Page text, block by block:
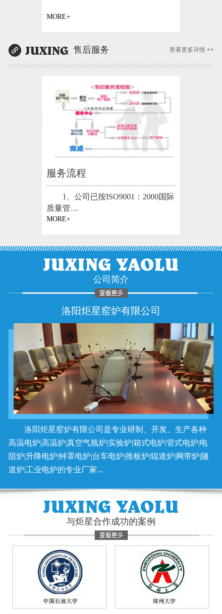
MORE+
售后服务 查看更多详情 ++
服务流程
1、公司已按ISO9001：2000国际
质量管…
MORE+
公司简介
洛阳炬星窑炉有限公司
洛阳炬星窑炉有限公司是专业研制、开发、生产各种
高温电炉|高温炉|真空气氛炉|实验炉|箱式电炉|管式电炉|电
阻炉|升降电炉|钟罩电炉|台车电炉|推板炉|辊道炉|网带炉|隧
道炉|工业电炉的专业厂家...
与炬星合作成功的案例